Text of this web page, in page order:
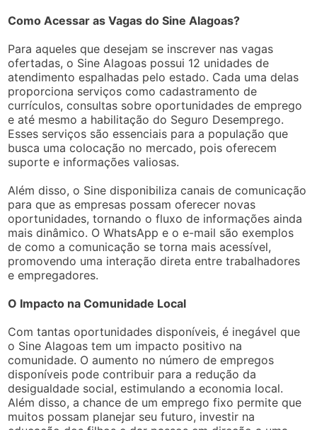
Como Acessar as Vagas do Sine Alagoas?
Para aqueles que desejam se inscrever nas vagas
ofertadas, o Sine Alagoas possui 12 unidades de
atendimento espalhadas pelo estado. Cada uma delas
proporciona serviços como cadastramento de
currículos, consultas sobre oportunidades de emprego
e até mesmo a habilitação do Seguro Desemprego.
Esses serviços são essenciais para a população que
busca uma colocação no mercado, pois oferecem
suporte e informações valiosas.
Além disso, o Sine disponibiliza canais de comunicação
para que as empresas possam oferecer novas
oportunidades, tornando o fluxo de informações ainda
mais dinâmico. O WhatsApp e o e-mail são exemplos
de como a comunicação se torna mais acessível,
promovendo uma interação direta entre trabalhadores
e empregadores.
O Impacto na Comunidade Local
Com tantas oportunidades disponíveis, é inegável que
o Sine Alagoas tem um impacto positivo na
comunidade. O aumento no número de empregos
disponíveis pode contribuir para a redução da
desigualdade social, estimulando a economia local.
Além disso, a chance de um emprego fixo permite que
muitos possam planejar seu futuro, investir na